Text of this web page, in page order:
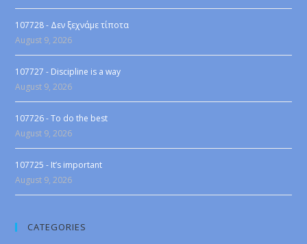
107728 - Δεν ξεχνάμε τίποτα
August 9, 2026
107727 - Discipline is a way
August 9, 2026
107726 - To do the best
August 9, 2026
107725 - It’s important
August 9, 2026
CATEGORIES